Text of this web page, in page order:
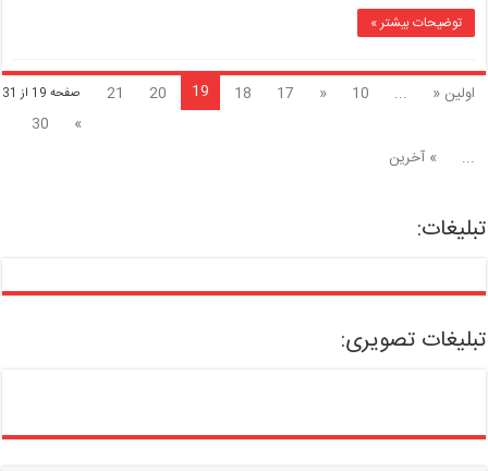
توضیحات بیشتر »
صفحه 19 از 31 اولین « ...
10
«
17
18
19
20
21
»
30
...
» آخرین
تبلیغات:
تبلیغات تصویری: